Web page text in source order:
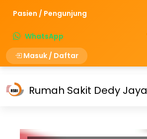
Pasien / Pengunjung
WhatsApp
Masuk / Daftar
Rumah Sakit Dedy Jaya